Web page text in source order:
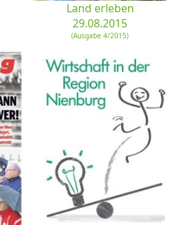
Land erleben
29.08.2015
(Ausgabe 4/2015)